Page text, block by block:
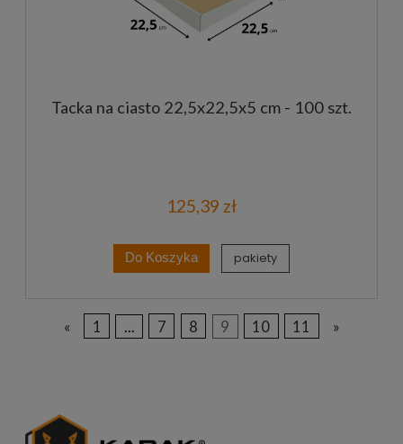
Tacka na ciasto 22,5x22,5x5 cm - 100 szt.
125,39 zł
Do Koszyka pakiety
« 1 ... 7 8 9 10 11 »